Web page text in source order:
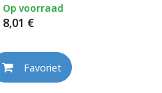
8,01 €
Op voorraad
Favoriet